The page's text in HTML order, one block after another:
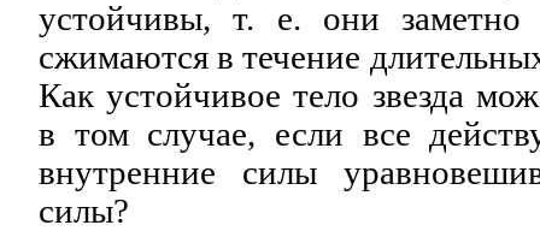
устойчивы, т. е. они
сжимаются в течение
Как устойчивое тело звезда
в том случае, если все
внутренние силы
силы?